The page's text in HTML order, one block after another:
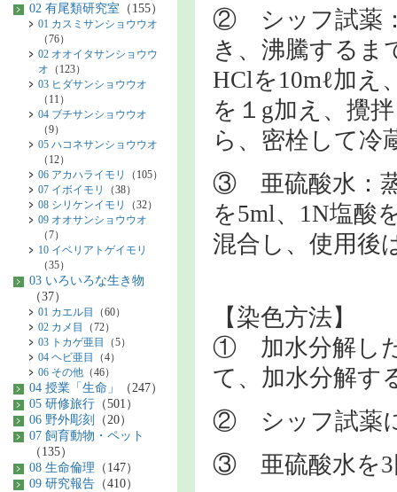
② シッフ試薬：
き、沸騰するま
HClを10mℓ加え
を１g加え、攪
ら、密栓して冷
③ 亜硫酸水：蒸
を5ml、1N塩酸
混合し、使用後
【染色方法】
① 加水分解した
て、加水分解す
② シッフ試薬
③ 亜硫酸水を3
02 有尾類研究室 （155）
01 カスミサンショウウオ
（76）
02 オオイタサンショウウ
オ （123）
03 ヒダサンショウウオ
（11）
04 ブチサンショウウオ
（9）
05 ハコネサンショウウオ
（12）
06 アカハライモリ
（105）
07 イボイモリ
（38）
08 シリケンイモリ
（32）
09 オオサンショウウオ
（7）
10 イベリアトゲイモリ
（35）
03 いろいろな生き物
（37）
01 カエル目
（60）
02 カメ目
（72）
03 トカゲ亜目
（5）
04 ヘビ亜目
（4）
06 その他 （46）
04 授業「生命」
（247）
05 研修旅行 （501）
06 野外彫刻
（20）
07 飼育動物・ペット
（135）
08 生命倫理 （147）
09 研究報告 （410）